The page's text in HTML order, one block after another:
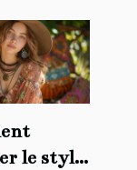
le style